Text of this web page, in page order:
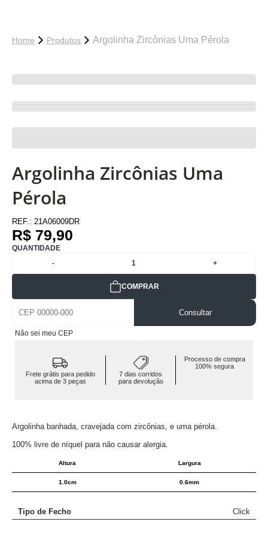
Home Produtos Argolinha Zircônias Uma Pérola
Argolinha Zircônias Uma
Pérola
REF.: 21A06009DR
R$ 79,90
QUANTIDADE
-
1 +
COMPRAR
Consultar
Não sei meu CEP
Frete grátis para pedido
acima de 3 peças
7 dias corridos
para devolução
Processo de compra
100% segura
Argolinha banhada, cravejada com zircônias, e uma pérola.
100% livre de níquel para não causar alergia.
Altura Largura
1.0cm 0.6mm
Tipo de Fecho Click